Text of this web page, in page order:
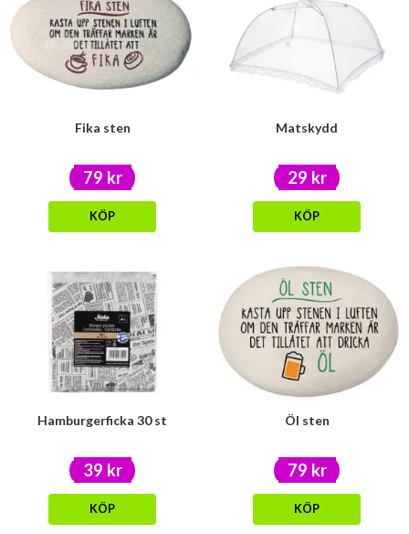
Fika sten
79 kr
KÖP
Matskydd
29 kr
KÖP
Hamburgerficka 30 st
39 kr
KÖP
Öl sten
79 kr
KÖP